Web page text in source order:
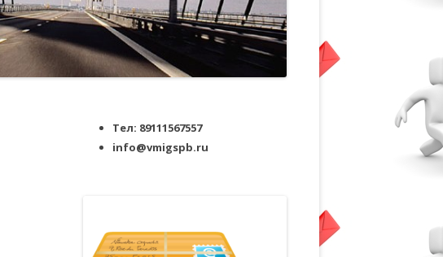
Тел: 89111567557
info@vmigspb.ru